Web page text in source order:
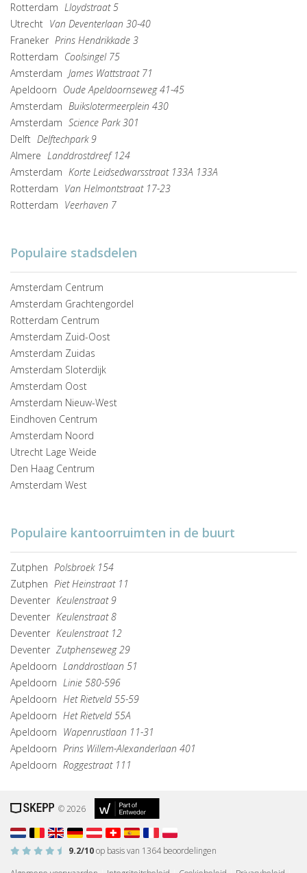
Rotterdam Lloydstraat 5
Utrecht Van Deventerlaan 30-40
Franeker Prins Hendrikkade 3
Rotterdam Coolsingel 75
Amsterdam James Wattstraat 71
Apeldoorn Oude Apeldoornseweg 41-45
Amsterdam Buikslotermeerplein 430
Amsterdam Science Park 301
Delft Delftechpark 9
Almere Landdrostdreef 124
Amsterdam Korte Leidsedwarsstraat 133A 133A
Rotterdam Van Helmontstraat 17-23
Rotterdam Veerhaven 7
Populaire stadsdelen
Amsterdam Centrum
Amsterdam Grachtengordel
Rotterdam Centrum
Amsterdam Zuid-Oost
Amsterdam Zuidas
Amsterdam Sloterdijk
Amsterdam Oost
Amsterdam Nieuw-West
Eindhoven Centrum
Amsterdam Noord
Utrecht Lage Weide
Den Haag Centrum
Amsterdam West
Populaire kantoorruimten in de buurt
Zutphen Polsbroek 154
Zutphen Piet Heinstraat 11
Deventer Keulenstraat 9
Deventer Keulenstraat 8
Deventer Keulenstraat 12
Deventer Zutphenseweg 29
Apeldoorn Landdrostlaan 51
Apeldoorn Linie 580-596
Apeldoorn Het Rietveld 55-59
Apeldoorn Het Rietveld 55A
Apeldoorn Wapenrustlaan 11-31
Apeldoorn Prins Willem-Alexanderlaan 401
Apeldoorn Roggestraat 111
© 2026
9.2/10op basis van 1364beoordelingen